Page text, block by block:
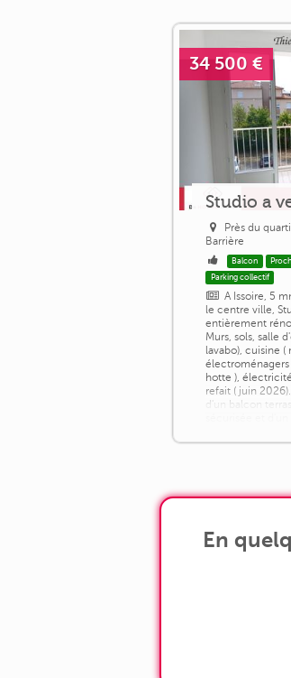
34 500 €
Studio a
Près du
Barrière
Balcon
Parking collectif
A Issoire, 5
le centre ville,
entièrement
Murs, sols, salle
lavabo), cuisine (
électroménagers
hotte ),
refait ( juin
d'un balcon
En